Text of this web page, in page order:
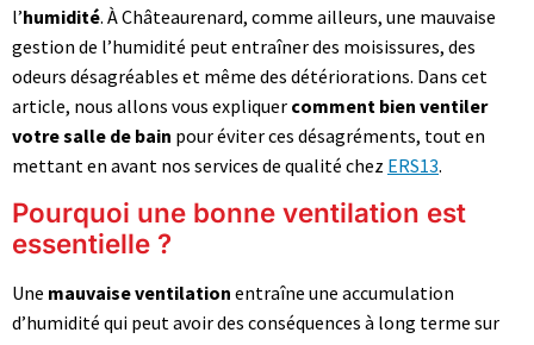
l’humidité. À Châteaurenard, comme ailleurs, une mauvaise
gestion de l’humidité peut entraîner des moisissures, des
odeurs désagréables et même des détériorations. Dans cet
article, nous allons vous expliquer comment bien ventiler
votre salle de bain pour éviter ces désagréments, tout en
mettant en avant nos services de qualité chez ERS13.
Pourquoi une bonne ventilation est
essentielle ?
Une mauvaise ventilation entraîne une accumulation
d’humidité qui peut avoir des conséquences à long terme sur